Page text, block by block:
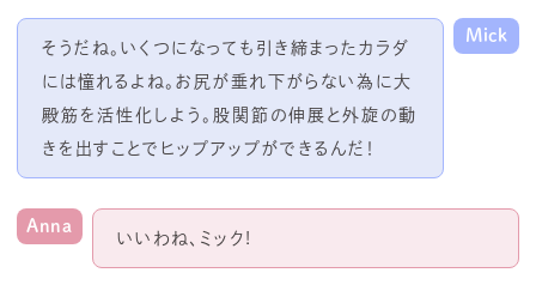
そうだね。いくつになっても引き締まったカラダ
には憧れるよね。お尻が垂れ下がらない為に大
殿筋を活性化しよう。股関節の伸展と外旋の動
きを出すことでヒップアップができるんだ！
Mick
Anna
いいわね、ミック!